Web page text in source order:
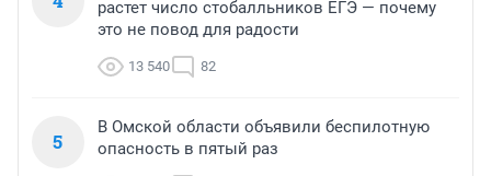
растет число стобалльников ЕГЭ — почему
это не повод для радости
13 540 82
5
В Омской области объявили беспилотную
опасность в пятый раз